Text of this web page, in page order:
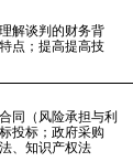
解谈判的财务背
点；提高提高技
同（风险承担与利
投标；政府采购
、知识产权法